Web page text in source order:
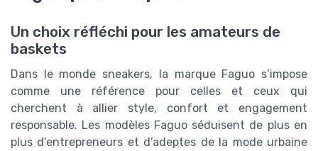
Un choix réfléchi pour les amateurs de
baskets
Dans le monde sneakers, la marque Faguo s’impose
comme une référence pour celles et ceux qui
cherchent à allier style, confort et engagement
responsable. Les modèles Faguo séduisent de plus en
plus d’entrepreneurs et d’adeptes de la mode urbaine